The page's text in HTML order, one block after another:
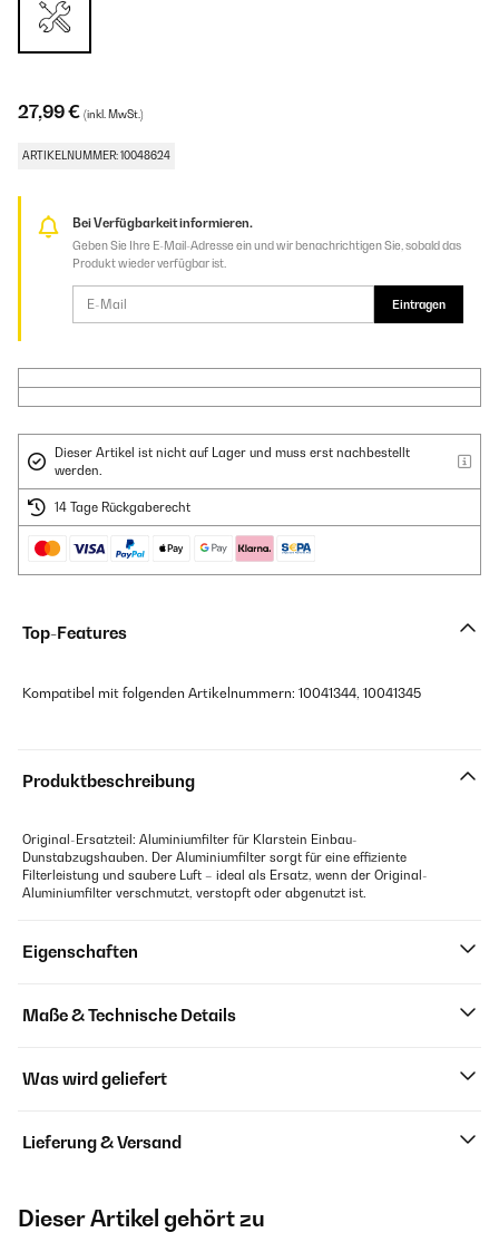
27,99 € (inkl. MwSt.)
ARTIKELNUMMER: 10048624
Bei Verfügbarkeit informieren.
Geben Sie Ihre E-Mail-Adresse ein und wir benachrichtigen Sie, sobald das
Produkt wieder verfügbar ist.
Eintragen
Dieser Artikel ist nicht auf Lager und muss erst nachbestellt
werden.
14 Tage Rückgaberecht
Top-Features
Kompatibel mit folgenden Artikelnummern: 10041344, 10041345
Produktbeschreibung
Original-Ersatzteil: Aluminiumfilter für Klarstein Einbau-
Dunstabzugshauben. Der Aluminiumfilter sorgt für eine effiziente
Filterleistung und saubere Luft – ideal als Ersatz, wenn der Original-
Aluminiumfilter verschmutzt, verstopft oder abgenutzt ist.
Eigenschaften
Maße & Technische Details
Was wird geliefert
Lieferung & Versand
Dieser Artikel gehört zu